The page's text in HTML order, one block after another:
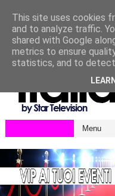
This site uses cookies
and to analyze traffic.
shared with Google
metrics to ensure
statistics, and to detect